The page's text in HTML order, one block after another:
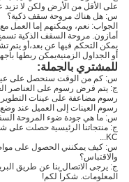
على الأقل من الأرض ولكن لا تزيد عن 2.8 متر من أجل تبريد الغرفة على أفضل
س: هل هناك مروحة سقف ذكية؟
الجواب: نعم، ويمكنهم إما العمل
أمازون. مروحة السقف الذكية
يمكن التحكم فيها عن بعد،أو يتم
أو الجداول الزمنيةيمكن ربطها
للمشتري بالجملة:
س: كم من الوقت سنحصل على
رسوم العينات إلى العميل عند وضع
س: ما هي جودة ضوء المروحة
KC...
س: كيف يمكنني الحصول على
والاقتباس؟
ج: يرجى الاتصال بنا عن طريق
المعلومات. شكراً لكم!